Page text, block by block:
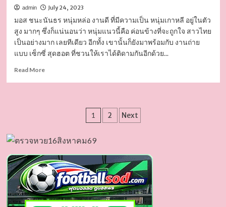
admin July 24, 2023
มอส ชนะนันธร หนุ่มหล่อ งานดี ที่มีความเป็น หนุ่มเกาหลี อยู่ในตัว
สูง มากๆ ซึ่งก็แน่นอนว่า หนุ่มแนวนี้คือ ค่อนข้างที่จะถูกใจ สาวไทย
เป็นอย่างมาก เลยทีเดียว อีกทั้ง เขานั้นก็ยังมาพร้อมกับ งานถ่าย
แบบ เซ็กซี่ สุดฮอต ที่ชวนให้เราได้ติดามกันอีกด้วย...
Read MoreRead
เต็ม
สิบ
ไม่
หัก
พร้อม
งัด
ไม้
Posts
1 2 Next